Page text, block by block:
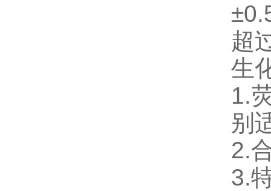
超
生
1.
别
2.
3.